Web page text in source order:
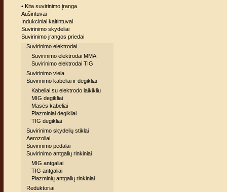
• Kita suvirinimo įranga
Aušintuvai
Indukciniai kaitintuvai
Suvirinimo skydeliai
Suvirinimo įrangos priedai
Suvirinimo elektrodai
Suvirinimo elektrodai MMA
Suvirinimo elektrodai TIG
Suvirinimo viela
Suvirinimo kabeliai ir degikliai
Kabeliai su elektrodo laikikliu
MIG degikliai
Masės kabeliai
Plazminiai degikliai
TIG degikliai
Suvirinimo skydelių stiklai
Aerozoliai
Suvirinimo pedalai
Suvirinimo antgalių rinkiniai
MIG antgaliai
TIG antgaliai
Plazminių antgalių rinkiniai
Reduktoriai